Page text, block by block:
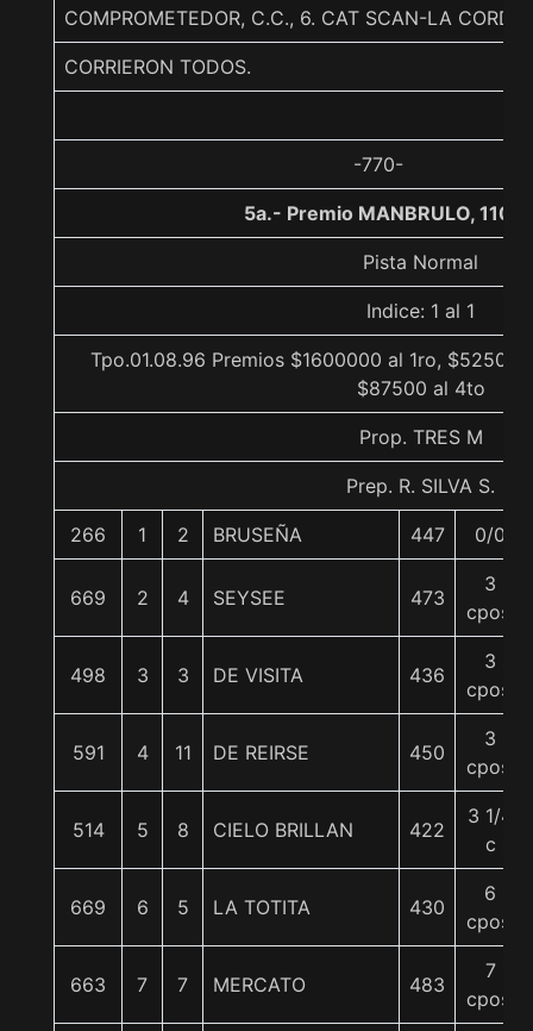
COMPROMETEDOR, C.C., 6. CAT SCAN-LA
CORRIERON TODOS.
-770-
5a.- Premio MANBRULO,
Pista Normal
Indice: 1 al 1
Tpo.01.08.96 Premios $1600000 al 1ro,
$87500 al 4to
Prop. TRES M
Prep. R. SILVA S.
266 1 2 BRUSEÑA 447 0/0
669 2 4 SEYSEE 473
3
cpos.
498 3 3 DE VISITA 436
3
cpos.
591 4 11 DE REIRSE 450
3
cpos.
514 5 8 CIELO BRILLAN 422
3 1/4
c
669 6 5 LA TOTITA 430
6
cpos.
663 7 7 MERCATO 483
7
cpos.